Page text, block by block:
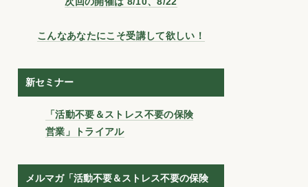
こんなあなたにこそ受講して欲しい！
新セミナー
「活動不要＆ストレス不要の保険
営業」トライアル
メルマガ「活動不要＆ストレス不要の保険